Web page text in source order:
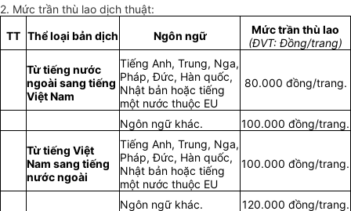
2. Mức trần thù lao dịch thuật:
TT Thể loại bản dịch Ngôn ngữ
Mức trần thù lao
(ĐVT: Đồng/trang)
Từ tiếng nước
ngoài sang tiếng
Việt Nam
Tiếng Anh, Trung, Nga,
Pháp, Đức, Hàn quốc,
Nhật bản hoặc tiếng
một nước thuộc EU
80.000 đồng/trang.
Ngôn ngữ khác.
100.000 đồng/trang.
Từ tiếng Việt
Nam sang tiếng
nước ngoài
Tiếng Anh, Trung, Nga,
Pháp, Đức, Hàn quốc,
Nhật bản hoặc tiếng
một nước thuộc EU
100.000 đồng/trang.
Ngôn ngữ khác. 120.000 đồng/trang.